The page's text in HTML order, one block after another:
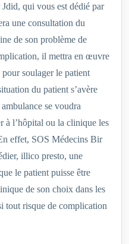
qui vous est dédié par
une consultation du
de son problème de
il mettra en œuvre
soulager le patient
du patient s’avère
se voudra
à l’hôpital ou la clinique les
effet, SOS Médecins Bir
illico presto, une
le patient puisse être
de son choix dans les
tout risque de complication